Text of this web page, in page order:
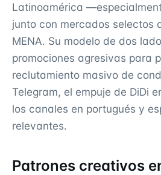
Latinoamérica
junto con mercados selectos
MENA. Su modelo de dos
promociones agresivas para
reclutamiento masivo de
Telegram, el empuje de DiDi
los canales en portugués y
relevantes.
Patrones creativos